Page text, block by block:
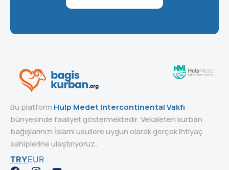
Bu platform Hulp Medet Intercontinental Vakfı
bünyesinde faaliyet göstermektedir. Vekaleten kurban
bağışlarınızı İslami usullere uygun olarak gerçek ihtiyaç
sahiplerine ulaştırıyoruz.
TRYEUR